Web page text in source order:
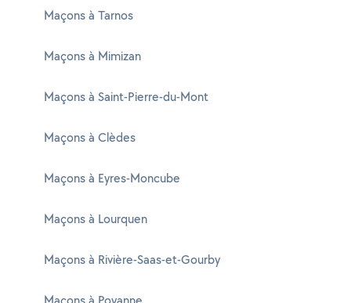
Maçons à Tarnos
Maçons à Mimizan
Maçons à Saint-Pierre-du-Mont
Maçons à Clèdes
Maçons à Eyres-Moncube
Maçons à Lourquen
Maçons à Rivière-Saas-et-Gourby